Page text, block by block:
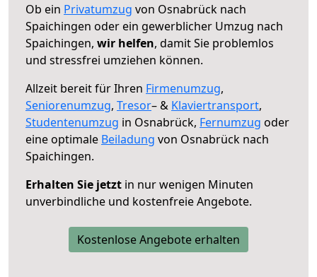
Ob ein Privatumzug von Osnabrück nach
Spaichingen oder ein gewerblicher Umzug nach
Spaichingen, wir helfen, damit Sie problemlos
und stressfrei umziehen können.
Allzeit bereit für Ihren Firmenumzug,
Seniorenumzug, Tresor– & Klaviertransport,
Studentenumzug in Osnabrück, Fernumzug oder
eine optimale Beiladung von Osnabrück nach
Spaichingen.
Erhalten Sie jetzt in nur wenigen Minuten
unverbindliche und kostenfreie Angebote.
Kostenlose Angebote erhalten